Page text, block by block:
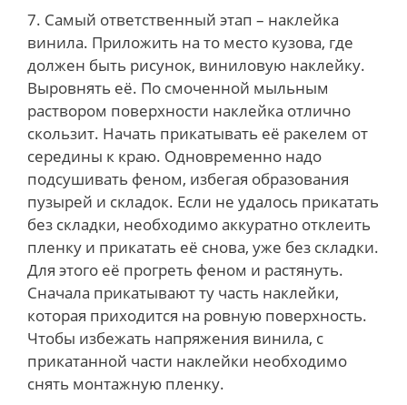
7. Самый ответственный этап – наклейка
винила. Приложить на то место кузова, где
должен быть рисунок, виниловую наклейку.
Выровнять её. По смоченной мыльным
раствором поверхности наклейка отлично
скользит. Начать прикатывать её ракелем от
середины к краю. Одновременно надо
подсушивать феном, избегая образования
пузырей и складок. Если не удалось прикатать
без складки, необходимо аккуратно отклеить
пленку и прикатать её снова, уже без складки.
Для этого её прогреть феном и растянуть.
Сначала прикатывают ту часть наклейки,
которая приходится на ровную поверхность.
Чтобы избежать напряжения винила, с
прикатанной части наклейки необходимо
снять монтажную пленку.